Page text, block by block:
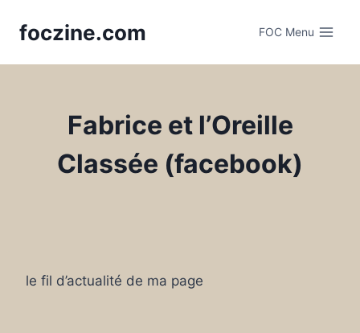
foczine.com FOC Menu
Fabrice et l’Oreille
Classée (facebook)
le fil d’actualité de ma page